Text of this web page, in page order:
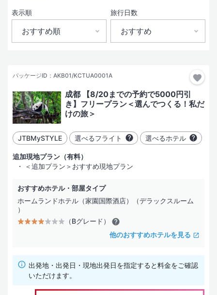
出発日
指定した都市だけ行く
絞り込み
フライト その他
表示順
おすすめ順
旅行日数
おすすめ
4日間
6日間
7日間
パッケージID：AKB01/KCTUA0001A
成都 【8/20までの予約で5000円引
き】フリープラン＜選んでつくる！私だ
けの旅＞
JTBMySTYLE 選べるフライト 選べるホテル
追加現地プラン（有料）
＜追加プラン＞おすすめ現地プラン
おすすめホテル・部屋タイプ
ホームランドホテル（家園国際酒店）（デラックスルーム
）
（Bグレード）
他のおすすめホテルを見る
出発地・出発日・現地出発日を指定すると料金をご確認
いただけます。